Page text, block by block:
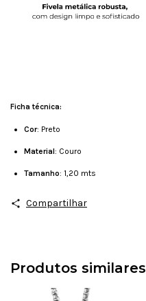
Ficha técnica:
Cor: Preto
Material: Couro
Tamanho: 1,20 mts
Compartilhar
Produtos similares